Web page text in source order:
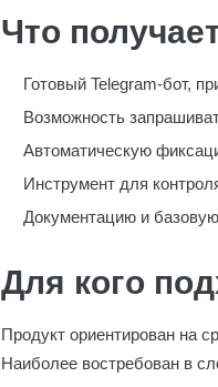
Что
Готовый Telegram-бот,
Возможность
Автоматическую
Инструмент для
Документацию и базовую
Для кого
Продукт ориентирован на
Наиболее востребован в